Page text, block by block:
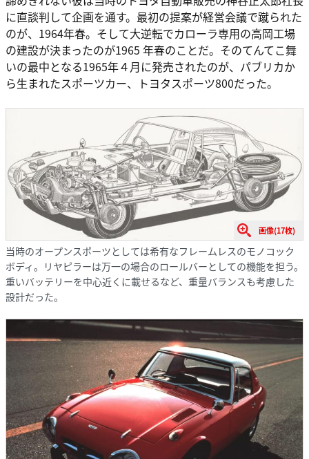
に直談判して企画を通す。最初の提案が経営会議で蹴られた
のが、1964年春。そして大逆転でカローラ専用の高岡工場
の建設が決まったのが1965 年春のことだ。そのてんてこ舞
いの最中となる1965年４月に発売されたのが、パブリカか
ら生まれたスポーツカー、トヨタスポーツ800だった。
画像(17枚)
当時のオープンスポーツとしては希有なフレームレスのモノコック
ボディ。リヤピラーは万一の場合のロールバーとしての機能を担う。
重いバッテリーを中心近くに載せるなど、重量バランスも考慮した
設計だった。